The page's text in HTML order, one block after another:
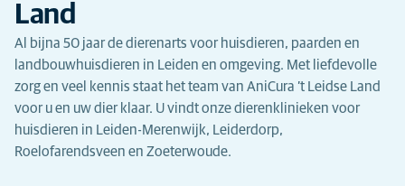
Land
Al bijna 50 jaar de dierenarts voor huisdieren, paarden en
landbouwhuisdieren in Leiden en omgeving. Met liefdevolle
zorg en veel kennis staat het team van AniCura ’t Leidse Land
voor u en uw dier klaar. U vindt onze dierenklinieken voor
huisdieren in Leiden-Merenwijk, Leiderdorp,
Roelofarendsveen en Zoeterwoude.